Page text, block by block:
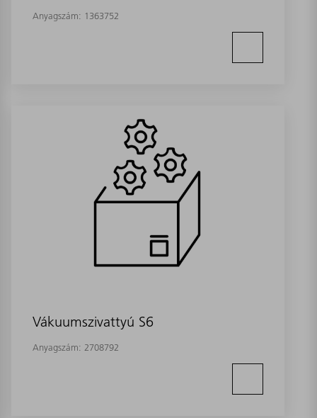
Anyagszám: 1363752
Vákuumszivattyú S6
Anyagszám: 2708792